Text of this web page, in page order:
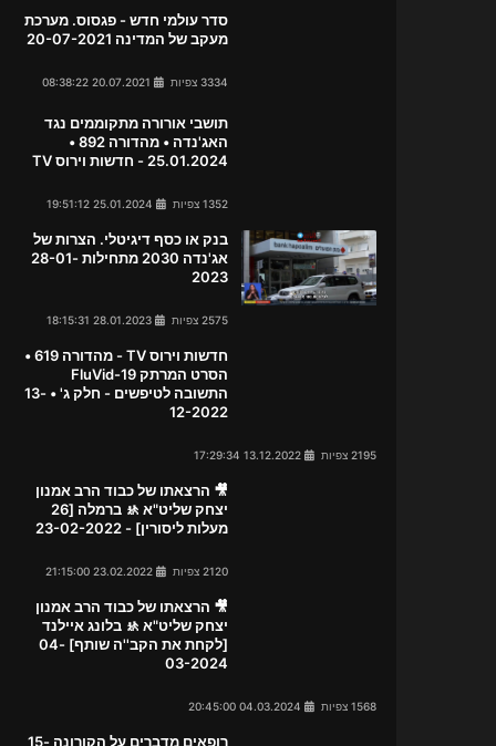
סדר עולמי חדש - פגסוס. מערכת
מעקב של המדינה 20-07-2021
3334 צפיות
תושבי אורורה מתקוממים נגד
האג'נדה • מהדורה 892 •
25.01.2024 - חדשות וירוס TV
1352 צפיות
בנק או כסף דיגיטלי. הצרות של
אג'נדה 2030 מתחילות 28-01-
2023
2575 צפיות
חדשות וירוס TV - מהדורה 619 •
הסרט המרתק FluVid-19
התשובה לטיפשים - חלק ג' • 13-
12-2022
2195 צפיות
🎥 הרצאתו של כבוד הרב אמנון
יצחק שליט"א 🚸 ברמלה [26
מעלות ליסורין] - 23-02-2022
2120 צפיות
🎥 הרצאתו של כבוד הרב אמנון
יצחק שליט"א 🚸 בלונג איילנד
[לקחת את הקב''ה שותף] 04-
03-2024
1568 צפיות
רופאים מדברים על הקורונה 15-